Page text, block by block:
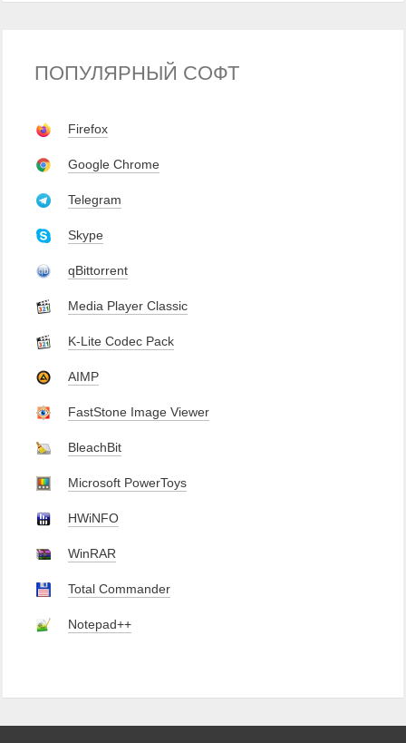
ПОПУЛЯРНЫЙ СОФТ
Firefox
Google Chrome
Telegram
Skype
qBittorrent
Media Player Classic
K-Lite Codec Pack
AIMP
FastStone Image Viewer
BleachBit
Microsoft PowerToys
HWiNFO
WinRAR
Total Commander
Notepad++